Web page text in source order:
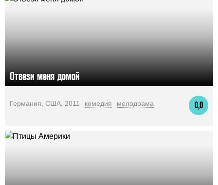
Отвези меня домой
0,0
Германия, США, 2011 комедия мелодрама